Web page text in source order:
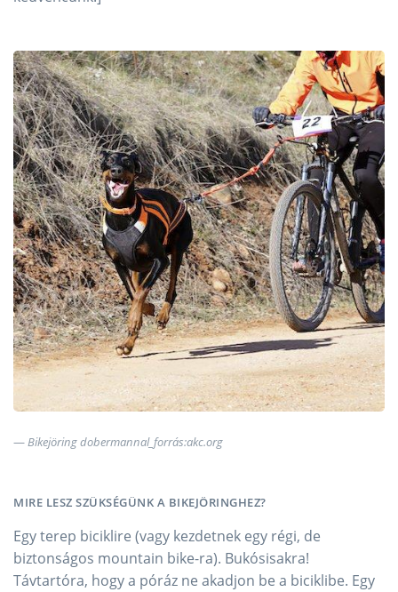
Bikejöring dobermannal_forrás:akc.org
MIRE LESZ SZÜKSÉGÜNK A BIKEJÖRINGHEZ?
Egy terep biciklire (vagy kezdetnek egy régi, de
biztonságos mountain bike-ra). Bukósisakra!
Távtartóra, hogy a póráz ne akadjon be a biciklibe. Egy